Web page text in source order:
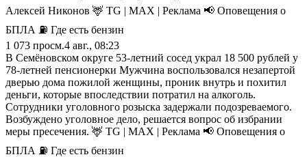
Алексей Никонов 🦌 TG | MAX | Реклама 📢 Оповещения о
БПЛА ⛽️ Где есть бензин
1 073 просм.4 авг., 08:23
В Семёновском округе 53-летний сосед украл 18 500 рублей у
78-летней пенсионерки Мужчина воспользовался незапертой
дверью дома пожилой женщины, проник внутрь и похитил
деньги, которые впоследствии потратил на алкоголь.
Сотрудники уголовного розыска задержали подозреваемого.
Возбуждено уголовное дело, решается вопрос об избрании
меры пресечения. 🦌 TG | MAX | Реклама 📢 Оповещения о
БПЛА ⛽️ Где есть бензин